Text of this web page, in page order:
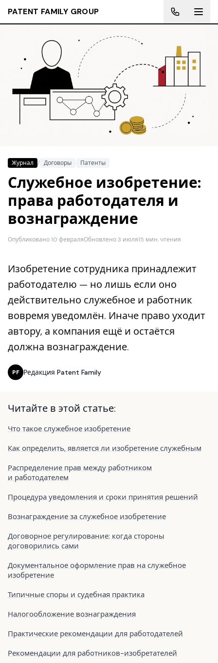
PATENT FAMILY GROUP
Журнал / Договоры · Патенты
Служебное изобретение:
права работодателя и
вознаграждение
Опубликовано 10 февраляОбновлено 3 июля15 мин. чтения
Изобретение сотрудника принадлежит
работодателю — но лишь если оно
действительно служебное и работник
вовремя уведомлён. Иначе право уходит
автору, а компания ещё и остаётся
должна вознаграждение.
PF Редакция Patent Family
Читайте в этой статье:
Что такое служебное изобретение
Как определить, является ли изобретение служебным
Распределение прав между работником
и работодателем
Процедура уведомления и сроки принятия решений
Вознаграждение за служебное изобретение
Договорное регулирование: когда стороны
договорились сами
Документальное оформление прав на служебное
изобретение
Типичные споры и судебная практика
Налогообложение вознаграждения
Практические рекомендации для работодателей
Рекомендации для работников-изобретателей